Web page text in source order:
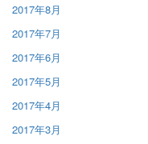
2017年8月
2017年7月
2017年6月
2017年5月
2017年4月
2017年3月